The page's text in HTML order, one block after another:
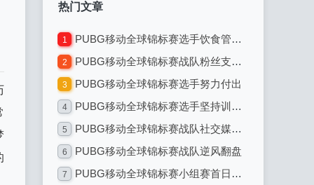
热门文章
1 PUBG移动全球锦标赛选手饮食管理：专业电竞选手的饮食之道
2 PUBG移动全球锦标赛战队粉丝支持热情高涨
3 PUBG移动全球锦标赛选手努力付出
4 PUBG移动全球锦标赛选手坚持训练不懈
5 PUBG移动全球锦标赛战队社交媒体互动
6 PUBG移动全球锦标赛战队逆风翻盘
7 PUBG移动全球锦标赛小组赛首日：激烈对决引爆全球电竞热潮